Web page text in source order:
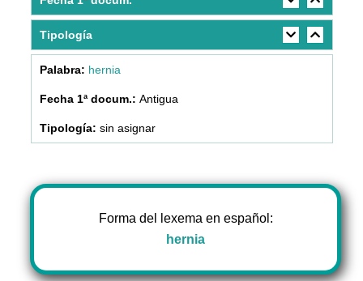
Tipología
hernia
Antigua
sin asignar
Forma del lexema en español:
hernia